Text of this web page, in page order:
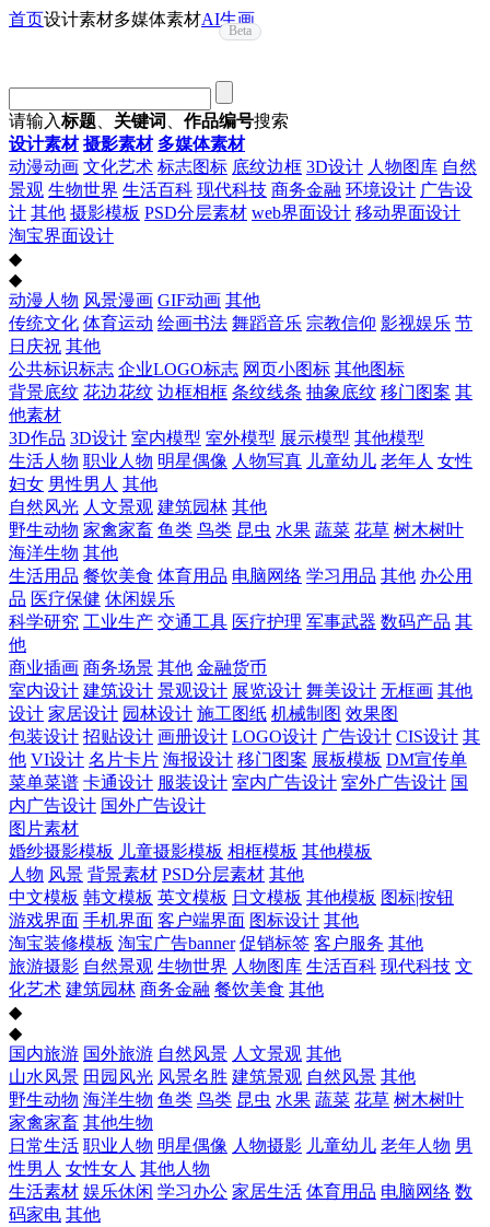
首页设计素材多媒体素材AI生画
Beta
请输入标题 关键词 作品编号搜索
设计素材 摄影素材 多媒体素材
动漫动画 文化艺术 标志图标 底纹边框 3D设计 人物图库 自然
景观 生物世界 生活百科 现代科技 商务金融 环境设计 广告设
计 其他 摄影模板 PSD分层素材 web界面设计 移动界面设计
淘宝界面设计
◆
◆
动漫人物 风景漫画 GIF动画 其他
传统文化 体育运动 绘画书法 舞蹈音乐 宗教信仰 影视娱乐 节
日庆祝 其他
公共标识标志 企业LOGO标志 网页小图标 其他图标
背景底纹 花边花纹 边框相框 条纹线条 抽象底纹 移门图案 其
他素材
3D作品 3D设计 室内模型 室外模型 展示模型 其他模型
生活人物 职业人物 明星偶像 人物写真 儿童幼儿 老年人 女性
妇女 男性男人 其他
自然风光 人文景观 建筑园林 其他
野生动物 家禽家畜 鱼类 鸟类 昆虫 水果 蔬菜 花草 树木树叶
海洋生物 其他
生活用品 餐饮美食 体育用品 电脑网络 学习用品 其他 办公用
品 医疗保健 休闲娱乐
科学研究 工业生产 交通工具 医疗护理 军事武器 数码产品 其
他
商业插画 商务场景 其他 金融货币
室内设计 建筑设计 景观设计 展览设计 舞美设计 无框画 其他
设计 家居设计 园林设计 施工图纸 机械制图 效果图
包装设计 招贴设计 画册设计 LOGO设计 广告设计 CIS设计 其
他 VI设计 名片卡片 海报设计 移门图案 展板模板 DM宣传单
菜单菜谱 卡通设计 服装设计 室内广告设计 室外广告设计 国
内广告设计 国外广告设计
图片素材
婚纱摄影模板 儿童摄影模板 相框模板 其他模板
人物 风景 背景素材 PSD分层素材 其他
中文模板 韩文模板 英文模板 日文模板 其他模板 图标|按钮
游戏界面 手机界面 客户端界面 图标设计 其他
淘宝装修模板 淘宝广告banner 促销标签 客户服务 其他
旅游摄影 自然景观 生物世界 人物图库 生活百科 现代科技 文
化艺术 建筑园林 商务金融 餐饮美食 其他
◆
◆
国内旅游 国外旅游 自然风景 人文景观 其他
山水风景 田园风光 风景名胜 建筑景观 自然风景 其他
野生动物 海洋生物 鱼类 鸟类 昆虫 水果 蔬菜 花草 树木树叶
家禽家畜 其他生物
日常生活 职业人物 明星偶像 人物摄影 儿童幼儿 老年人物 男
性男人 女性女人 其他人物
生活素材 娱乐休闲 学习办公 家居生活 体育用品 电脑网络 数
码家电 其他